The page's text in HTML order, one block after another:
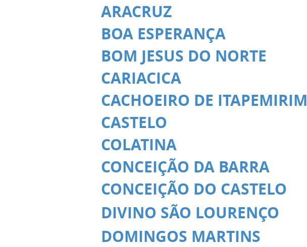
ARACRUZ
BOA ESPERANÇA
BOM JESUS DO NORTE
CARIACICA
CACHOEIRO DE ITAPEMIRIM
CASTELO
COLATINA
CONCEIÇÃO DA BARRA
CONCEIÇÃO DO CASTELO
DIVINO SÃO LOURENÇO
DOMINGOS MARTINS